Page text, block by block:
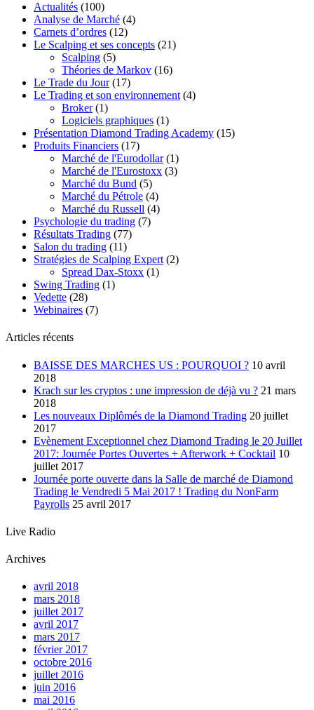
Actualités (100)
Analyse de Marché (4)
Carnets d’ordres (12)
Le Scalping et ses concepts (21)
Scalping (5)
Théories de Markov (16)
Le Trade du Jour(17)
Le Trading et son environnement (4)
Broker(1)
Logiciels graphiques (1)
Présentation Diamond Trading Academy (15)
Produits Financiers (17)
Marché de l'Eurodollar(1)
Marché de l'Eurostoxx (3)
Marché du Bund (5)
Marché du Pétrole (4)
Marché du Russell (4)
Psychologie du trading (7)
Résultats Trading (77)
Salon du trading (11)
Stratégies de Scalping Expert (2)
Spread Dax-Stoxx (1)
Swing Trading (1)
Vedette (28)
Webinaires (7)
Articles récents
BAISSE DES MARCHES US : POURQUOI ? 10 avril
2018
Krach sur les cryptos : une impression de déjà vu ? 21 mars
2018
Les nouveaux Diplômés de la Diamond Trading 20 juillet
2017
Evènement Exceptionnel chez Diamond Trading le 20 Juillet
2017: Journée Portes Ouvertes + Afterwork + Cocktail 10
juillet 2017
Journée porte ouverte dans la Salle de marché de Diamond
Trading le Vendredi 5 Mai 2017 ! Trading du NonFarm
Payrolls 25 avril 2017
Live Radio
Archives
avril 2018
mars 2018
juillet 2017
avril 2017
mars 2017
février 2017
octobre 2016
juillet 2016
juin 2016
mai 2016